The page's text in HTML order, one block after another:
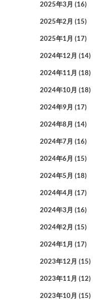
2025年3月 (16)
2025年2月 (15)
2025年1月 (17)
2024年12月 (14)
2024年11月 (18)
2024年10月 (18)
2024年9月 (17)
2024年8月 (14)
2024年7月 (16)
2024年6月 (15)
2024年5月 (18)
2024年4月 (17)
2024年3月 (16)
2024年2月 (15)
2024年1月 (17)
2023年12月 (15)
2023年11月 (12)
2023年10月 (15)